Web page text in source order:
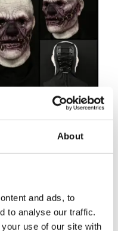
About
and ads, to
to analyse our traffic.
use of our site with
demi-visage en silicone
AU PANIER
PRÉ-COMMANDE